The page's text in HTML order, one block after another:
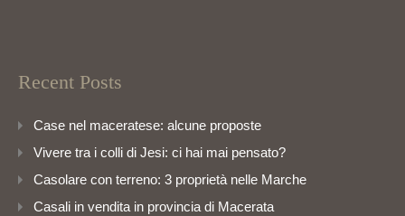
Recent Posts
Case nel maceratese: alcune proposte
Vivere tra i colli di Jesi: ci hai mai pensato?
Casolare con terreno: 3 proprietà nelle Marche
Casali in vendita in provincia di Macerata